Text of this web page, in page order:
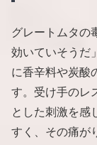
グレートムタの
効いていそうだ
に香辛料や炭酸
す。受け手のレ
とした刺激を感
すく、その痛が